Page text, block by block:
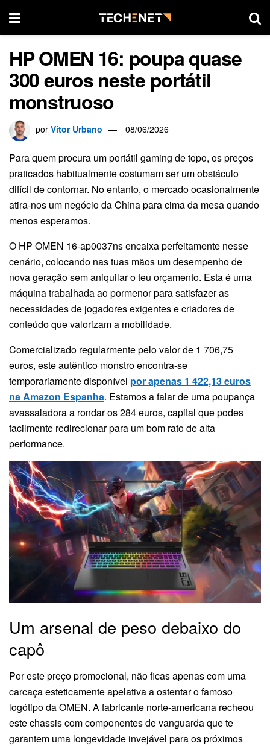
HP OMEN 16: poupa quase
300 euros neste portátil
monstruoso
por Vitor Urbano 08/06/2026
Para quem procura um portátil gaming de topo, os preços
praticados habitualmente costumam ser um obstáculo
difícil de contornar. No entanto, o mercado ocasionalmente
atira-nos um negócio da China para cima da mesa quando
menos esperamos.
O HP OMEN 16-ap0037ns encaixa perfeitamente nesse
cenário, colocando nas tuas mãos um desempenho de
nova geração sem aniquilar o teu orçamento. Esta é uma
máquina trabalhada ao pormenor para satisfazer as
necessidades de jogadores exigentes e criadores de
conteúdo que valorizam a mobilidade.
Comercializado regularmente pelo valor de 1 706,75
euros, este autêntico monstro encontra-se
temporariamente disponível por apenas 1 422,13 euros
na Amazon Espanha. Estamos a falar de uma poupança
avassaladora a rondar os 284 euros, capital que podes
facilmente redirecionar para um bom rato de alta
performance.
Um arsenal de peso debaixo do
capô
Por este preço promocional, não ficas apenas com uma
carcaça esteticamente apelativa a ostentar o famoso
logótipo da OMEN. A fabricante norte-americana recheou
este chassis com componentes de vanguarda que te
garantem uma longevidade invejável para os próximos